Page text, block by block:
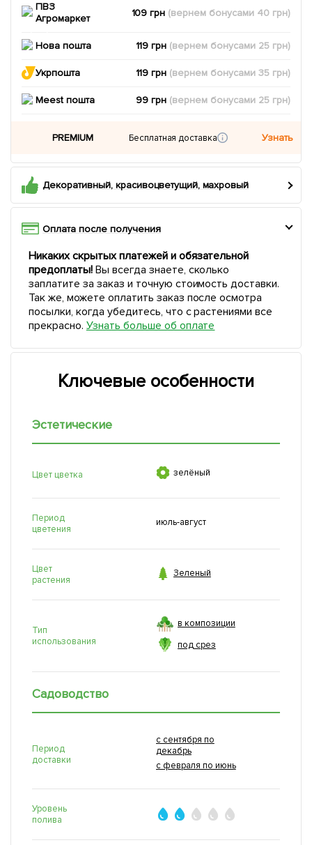
ПВЗ
Агромаркет
109 грн (вернем бонусами 40 грн)
Нова пошта 119 грн (вернем бонусами 25 грн)
Укрпошта 119 грн (вернем бонусами35 грн)
Meest пошта 99 грн (вернем бонусами 25 грн)
PREMIUM Бесплатная доставка Узнать
Декоративный, красивоцветущий, махровый
Оплата после получения
Никаких скрытых платежей и обязательной
предоплаты!Вы всегда знаете, сколько
заплатите за заказ и точную стоимость доставки.
Так же, можете оплатить заказ после осмотра
посылки, когда убедитесь, что с растениями все
прекрасно. Узнать больше об оплате
Ключевые особенности
Эстетические
Цвет цветка  зелёный
Период
цветения
июль-август
Цвет
растения
 Зеленый
Тип
использования
в композиции
под срез
Садоводство
Период
доставки
с сентября по
декабрь
с февраля по июнь
Уровень
полива